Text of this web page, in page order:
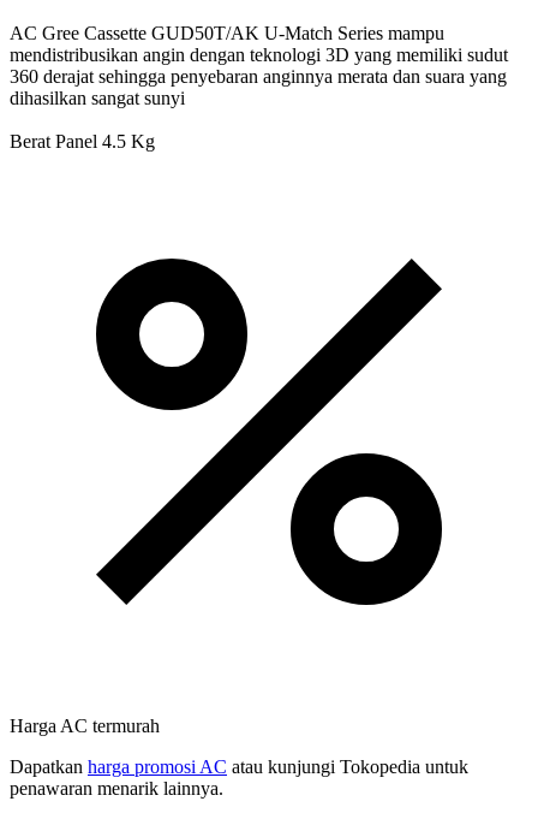
AC Gree Cassette GUD50T/AK U-Match Series mampu
mendistribusikan angin dengan teknologi 3D yang memiliki sudut
360 derajat sehingga penyebaran anginnya merata dan suara yang
dihasilkan sangat sunyi
Berat Panel 4.5 Kg
Harga AC termurah
Dapatkan harga promosi AC atau kunjungi Tokopedia untuk
penawaran menarik lainnya.